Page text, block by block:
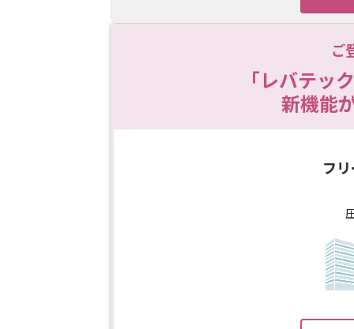
ご
「レバテッ
新機能
フ